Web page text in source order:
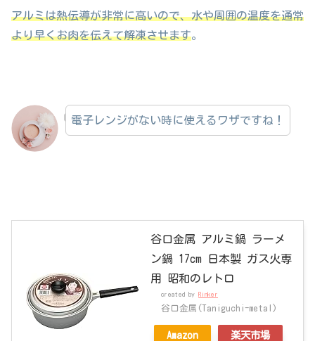
アルミは熱伝導が非常に高いので、水や周囲の温度を通常
より早くお肉を伝えて解凍させます。
電子レンジがない時に使えるワザですね！
谷口金属 アルミ鍋 ラーメ
ン鍋 17cm 日本製 ガス火専
用 昭和のレトロ
created by Rinker
谷口金属(Taniguchi-metal)
Amazon 楽天市場